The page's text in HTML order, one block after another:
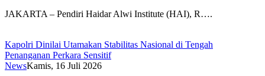
JAKARTA – Pendiri Haidar Alwi Institute (HAI), R….
Kapolri Dinilai Utamakan Stabilitas Nasional di Tengah
Penanganan Perkara Sensitif
NewsKamis, 16 Juli 2026